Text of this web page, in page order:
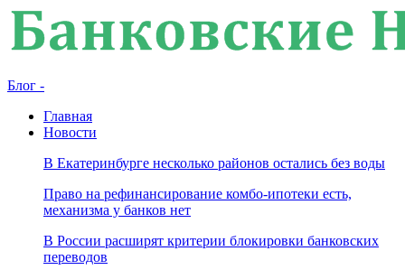
Блог -
Главная
Новости
В Екатеринбурге несколько районов остались без воды
Право на рефинансирование комбо-ипотеки есть,
механизма у банков нет
В России расширят критерии блокировки банковских
переводов